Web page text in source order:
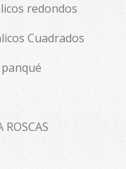
redondos
Cuadrados
ROSCAS